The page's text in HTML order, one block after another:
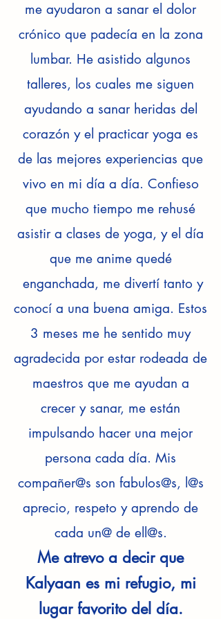
me ayudaron a sanar el dolor
crónico que padecía en la zona
lumbar. He asistido algunos
talleres, los cuales me siguen
ayudando a sanar heridas del
corazón y el practicar yoga es
de las mejores experiencias que
vivo en mi día a día. Confieso
que mucho tiempo me rehusé
asistir a clases de yoga, y el día
que me anime quedé
enganchada, me divertí tanto y
conocí a una buena amiga. Estos
3 meses me he sentido muy
agradecida por estar rodeada de
maestros que me ayudan a
crecer y sanar, me están
impulsando hacer una mejor
persona cada día. Mis
compañer@s son fabulos@s, l@s
aprecio, respeto y aprendo de
cada un@ de ell@s.
Me atrevo a decir que
Kalyaan es mi refugio, mi
lugar favorito del día.